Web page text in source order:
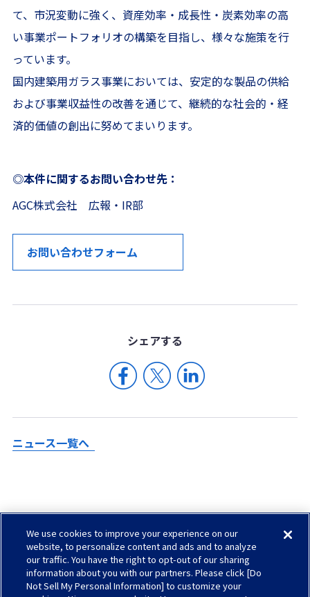
て、市況変動に強く、資産効率・成長性・炭素効率の高
い事業ポートフォリオの構築を目指し、様々な施策を行
っています。
国内建築用ガラス事業においては、安定的な製品の供給
および事業収益性の改善を通じて、継続的な社会的・経
済的価値の創出に努めてまいります。
◎本件に関するお問い合わせ先：
AGC株式会社 広報・IR部
お問い合わせフォーム
シェアする
ニュース一覧へ
Check in AGC
サイトマップ
ソーシャルメディアについて
We use cookies to improve your experience on our
website, to personalize content and ads and to analyze
our traffic. You have the right to opt-out of our sharing
information about you with our partners. Please click [Do
Not Sell My Personal Information] to customize your